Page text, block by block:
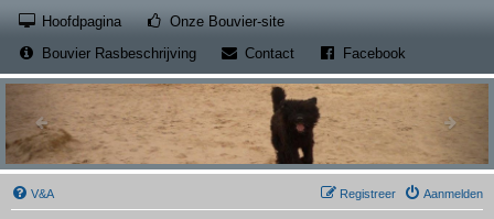
Hoofdpagina Onze Bouvier-site(Opens a new tab)
Bouvier Rasbeschrijving
Contact(Opens a new tab)
Facebook
V&A Aanmelden
Registreer